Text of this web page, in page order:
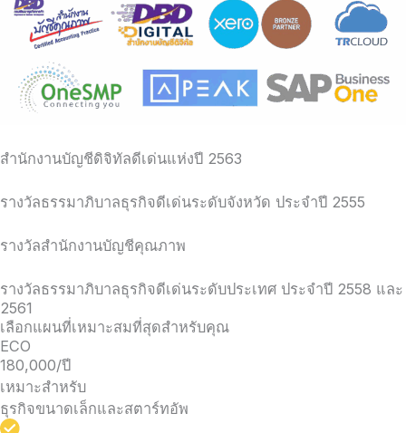
สำนักงานบัญชีดิจิทัลดีเด่นแห่งปี 2563
รางวัลธรรมาภิบาลธุรกิจดีเด่นระดับจังหวัด ประจำปี 2555
รางวัลสำนักงานบัญชีคุณภาพ
รางวัลธรรมาภิบาลธุรกิจดีเด่นระดับประเทศ ประจำปี 2558 และ
2561
เลือกแผนที่เหมาะสมที่สุดสำหรับคุณ
ECO
180,000/ปี
เหมาะสำหรับ
ธุรกิจขนาดเล็กและสตาร์ทอัพ